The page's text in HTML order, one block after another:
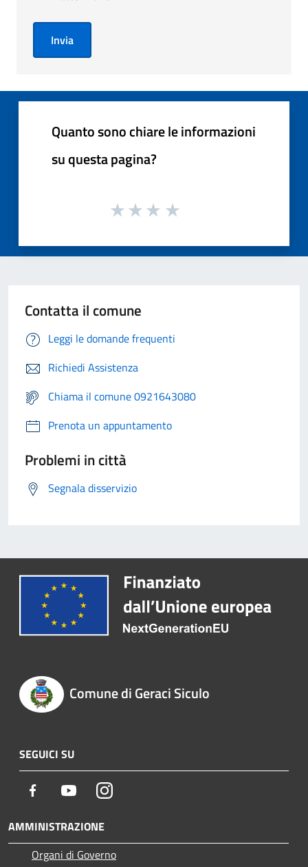
Invia
Quanto sono chiare le informazioni
su questa pagina?
Contatta il comune
Leggi le domande frequenti
Richiedi Assistenza
Chiama il comune 0921643080
Prenota un appuntamento
Problemi in città
Segnala disservizio
Comune di Geraci Siculo
SEGUICI SU
Facebook YoutubeInstagram
AMMINISTRAZIONE
Organi di Governo